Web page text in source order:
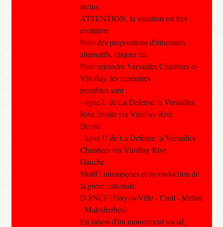
inclus.
ATTENTION, la situation est tres
evolutive.
Pour des propositions d'itineraires
alternatifs, cliquez ici.
Pour rejoindre Versailles Chantiers et
Viroflay, les itineraires
possibles sont :
- ligne L de La Defense `a Versailles
Rive Droite via Viroflay Rive
Droite
- ligne U de La Defense `a Versailles
Chantiers via Viroflay Rive
Gauche
Motif : intemperies et reconduction de
la greve nationale.
D SNCF (Orry-la-Ville - Creil - Melun
- Malesherbes) :
En raison d'un mouvement social,